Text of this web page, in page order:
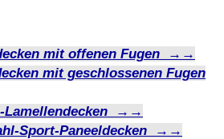
mit offenen Fugen →→
mit geschlossenen Fugen
Lamellendecken →→
Sport-Paneeldecken →→